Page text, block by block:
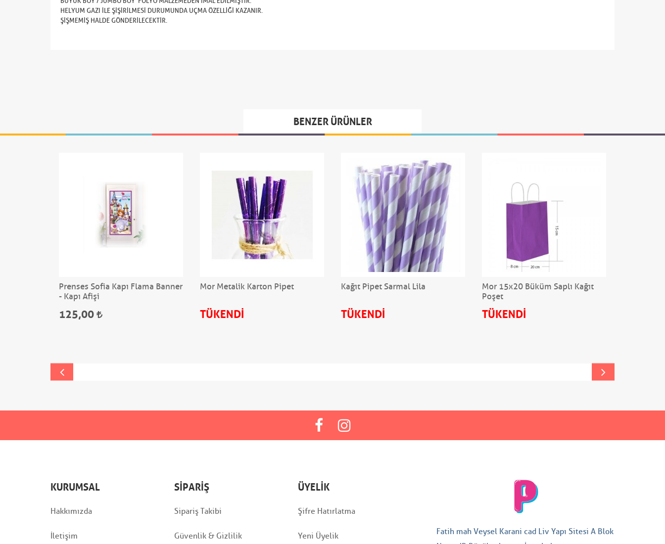
HELYUM GAZI İLE ŞİŞİRİLMESİ DURUMUNDA UÇMA ÖZELLİĞİ KAZANIR.
ŞİŞMEMİŞ HALDE GÖNDERİLECEKTİR.
BENZER ÜRÜNLER
Prenses Sofia Kapı Flama Banner
- Kapı Afişi
125,00
Mor Metalik Karton Pipet
TÜKENDİ
Kağıt Pipet Sarmal Lila
TÜKENDİ
Mor 15x20 Büküm Saplı Kağıt
Poşet
TÜKENDİ
KURUMSAL
Hakkımızda
İletişim
SIPARIŞ
Sipariş Takibi
Güvenlik & Gizlilik
ÜYELIK
Şifre Hatırlatma
Yeni Üyelik
Fatih mah Veysel Karani cad Liv Yapı Sitesi A Blok